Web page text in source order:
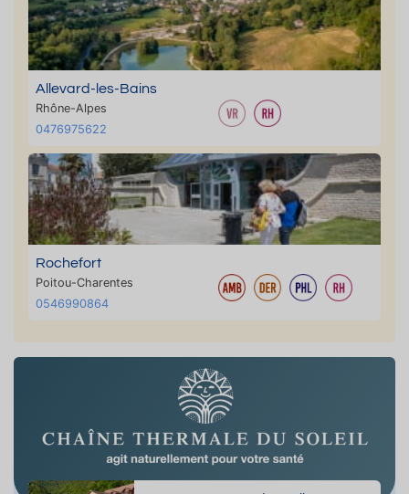
Allevard-les-Bains
Rhône-Alpes
0476975622
Rochefort
Poitou-Charentes
0546990864